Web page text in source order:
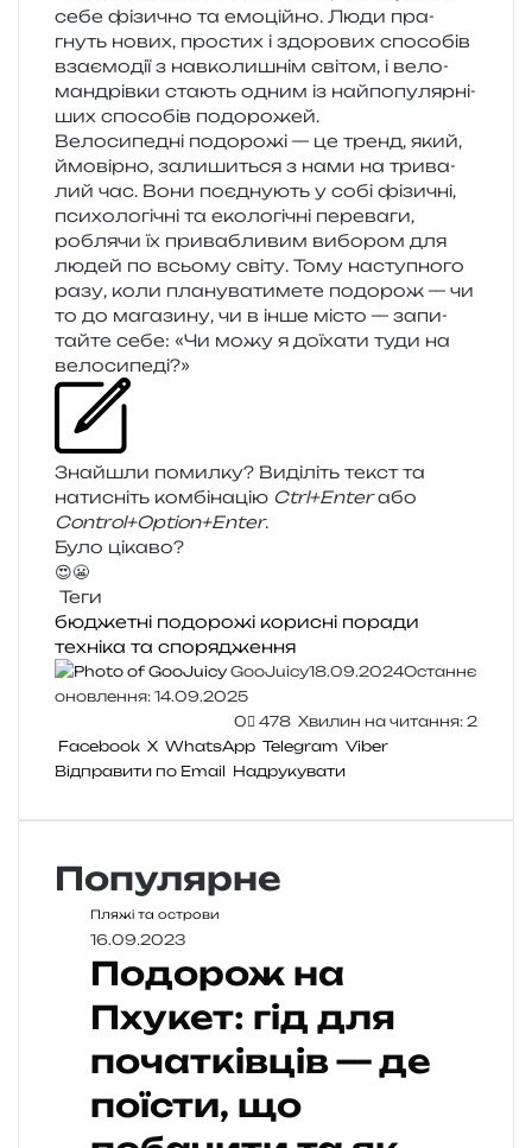
себе фізи­чно та емо­цій­но. Люди пра­
гнуть нових, про­стих і здо­ро­вих спосо­бів
вза­є­мо­дії з нав­ко­ли­шнім сві­том, і вело­
ман­дрів­ки ста­ють одним із най­по­пу­ляр­ні­
ших спосо­бів подорожей.
Велосипедні подо­ро­жі — це тренд, який,
ймо­вір­но, зали­ши­ться з нами на три­ва­
лий час. Вони поєд­ну­ють у собі фізи­чні,
пси­хо­ло­гі­чні та еко­ло­гі­чні пере­ва­ги,
робля­чи їх при­ва­бли­вим вибо­ром для
людей по всьо­му світу. Тому насту­пно­го
разу, коли пла­ну­ва­ти­ме­те подо­рож — чи
то до мага­зи­ну, чи в інше місто — запи­
тай­те себе: «Чи можу я доїха­ти туди на
велосипеді?»
Знайшли помил­ку? Виділіть текст та
нати­сніть ком­бі­на­цію Ctrl+Enterабо
Control+Option+Enter.
Було цікаво?
😍😬
Теги
бюджетні подорожі корисні поради
техніка та спорядження
GooJuicy18.09.2024Останнє
оновлення: 14.09.2025
0
478 Хвилин на читання: 2
Facebook X WhatsApp Telegram Viber
Відправити по Email Надрукувати
Популярне
Пляжі та острови
16.09.2023
Подорож на
Пхукет: гід для
початківців — де
поїсти, що